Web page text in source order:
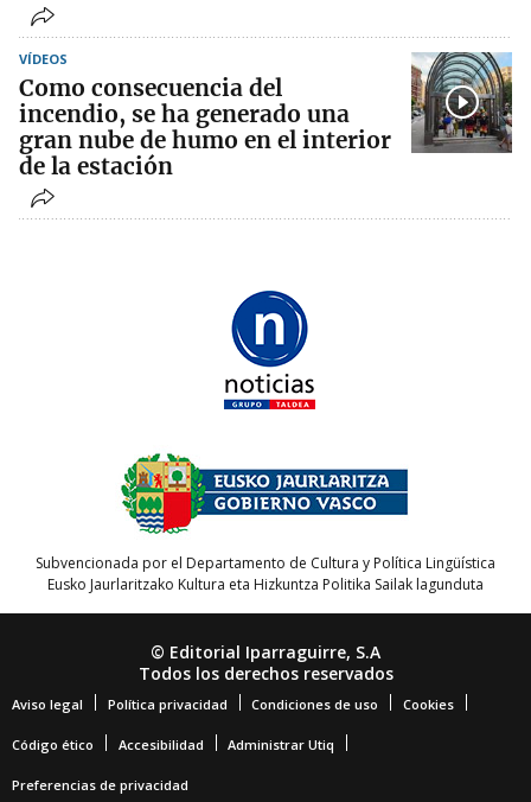
VÍDEOS
Como consecuencia del
incendio, se ha generado una
gran nube de humo en el interior
de la estación
Subvencionada por el Departamento de Cultura y Política Lingüística
Eusko Jaurlaritzako Kultura eta Hizkuntza Politika Sailak lagunduta
© Editorial Iparraguirre, S.A
Todos los derechos reservados
Aviso legal Política privacidad Condiciones de uso Cookies
Código ético Accesibilidad Administrar Utiq
Preferencias de privacidad